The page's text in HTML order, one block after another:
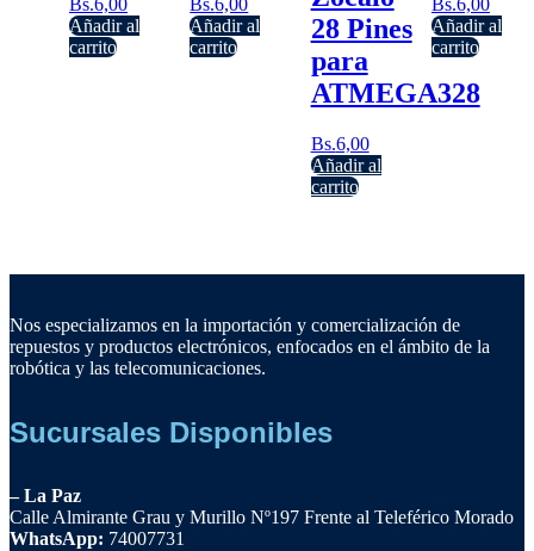
Añadir al
carrito
Añadir al
carrito
28 Pines
para
ATMEGA328
Bs.6,00
Añadir al
carrito
Añadir al
carrito
Nos especializamos en la importación y comercialización de
repuestos y productos electrónicos, enfocados en el ámbito de la
robótica y las telecomunicaciones.
Sucursales Disponibles
– La Paz
Calle Almirante Grau y Murillo Nº197 Frente al Teleférico Morado
WhatsApp: 74007731